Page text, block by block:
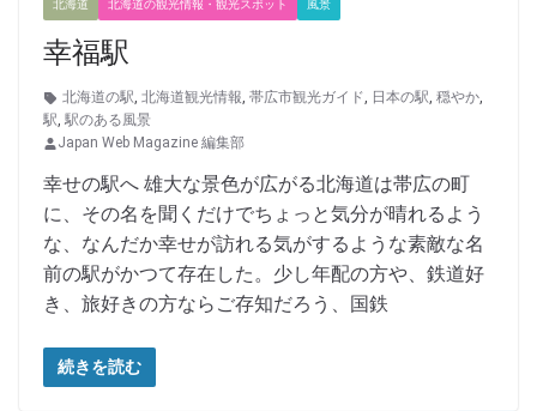
北海道 北海道の観光情報・観光スポット 風景
幸福駅
北海道の駅, 北海道観光情報, 帯広市観光ガイド, 日本の駅, 穏やか,
駅, 駅のある風景
Japan Web Magazine 編集部
幸せの駅へ 雄大な景色が広がる北海道は帯広の町
に、その名を聞くだけでちょっと気分が晴れるよう
な、なんだか幸せが訪れる気がするような素敵な名
前の駅がかつて存在した。少し年配の方や、鉄道好
き、旅好きの方ならご存知だろう、国鉄
続きを読む